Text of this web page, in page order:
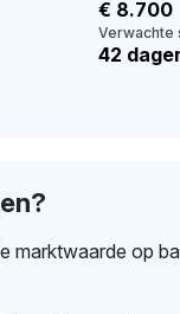
€ 8.700
Verwachte
42
marktwaarde op